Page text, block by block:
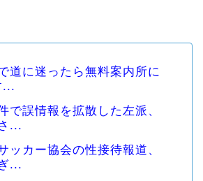
道に迷ったら無料案内所に
...
で誤情報を拡散した左派、
...
ッカー協会の性接待報道、
...